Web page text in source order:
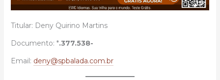
Titular: Deny Quirino Martins
Documento: *.377.538-
Email: deny@spbalada.com.br